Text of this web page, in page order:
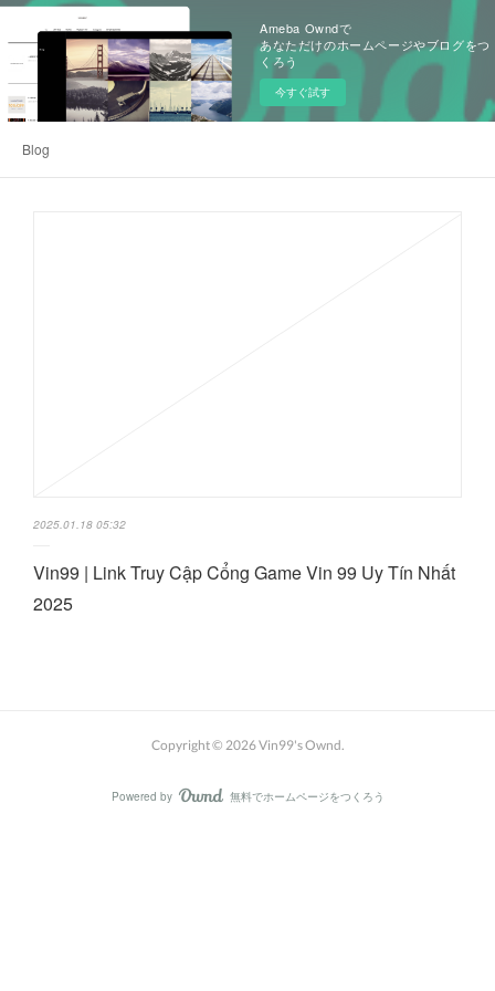
Ameba Owndで
あなただけのホームページやブログをつ
くろう
今すぐ試す
Blog
2025.01.18 05:32
Vin99 | Link Truy Cập Cổng Game Vin 99 Uy Tín Nhất
2025
Copyright © 2026Vin99's Ownd.
Powered by AmebaOwnd
無料でホームページをつくろう